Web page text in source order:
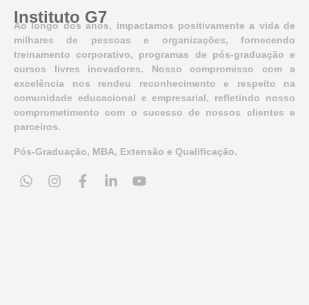
Instituto G7
Ao longo dos anos, impactamos positivamente a vida de
milhares de pessoas e organizações, fornecendo
treinamento corporativo, programas de pós-graduação e
cursos livres inovadores. Nosso compromisso com a
excelência nos rendeu reconhecimento e respeito na
comunidade educacional e empresarial, refletindo nosso
comprometimento com o sucesso de nossos clientes e
parceiros.
Pós-Graduação, MBA, Extensão e Qualificação.